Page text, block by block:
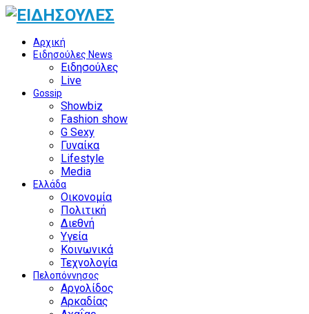
Αρχική
Ειδησούλες News
Ειδησούλες
Live
Gossip
Showbiz
Fashion show
G Sexy
Γυναίκα
Lifestyle
Media
Ελλάδα
Οικονομία
Πολιτική
Διεθνή
Υγεία
Κοινωνικά
Τεχνολογία
Πελοπόννησος
Αργολίδος
Αρκαδίας